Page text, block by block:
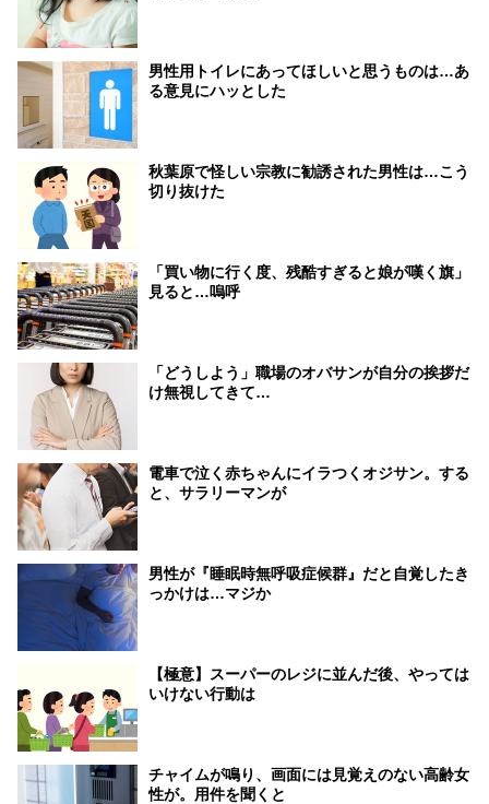
男性用トイレにあってほしいと思うものは…あ
る意見にハッとした
秋葉原で怪しい宗教に勧誘された男性は…こう
切り抜けた
「買い物に行く度、残酷すぎると娘が嘆く旗」
見ると…嗚呼
「どうしよう」職場のオバサンが自分の挨拶だ
け無視してきて…
電車で泣く赤ちゃんにイラつくオジサン。する
と、サラリーマンが
男性が『睡眠時無呼吸症候群』だと自覚したき
っかけは…マジか
【極意】スーパーのレジに並んだ後、やっては
いけない行動は
チャイムが鳴り、画面には見覚えのない高齢女
性が。用件を聞くと